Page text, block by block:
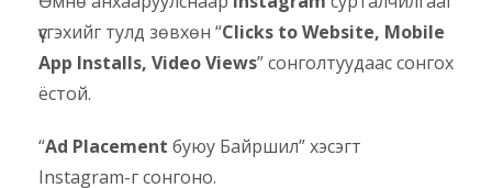
үүсгэхийг тулд зөвхөн “Clicks to Website, Mobile
App Installs, Video Views” сонголтуудаас сонгох
ёстой.
“Ad Placement буюу Байршил” хэсэгт
Instagram-г сонгоно.